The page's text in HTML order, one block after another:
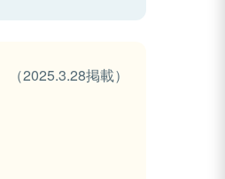
（2025.3.28掲載）